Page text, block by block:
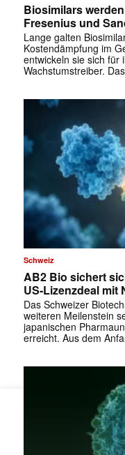
Biosimilars
Fresenius und
Lange galten
Kostendämpfung im
entwickeln sie sich für
Wachstumstreiber.
Schweiz
AB2 Bio sichert
US-Lizenzdeal mit
Das Schweizer
weiteren Meilenstein
japanischen
erreicht. Aus dem